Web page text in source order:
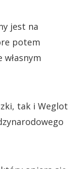
jest na
potem
tak i Weglot